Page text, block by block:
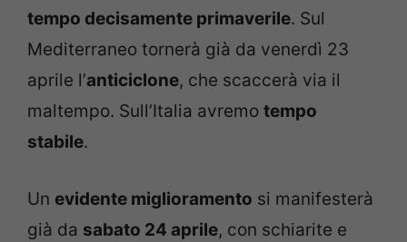
tempo decisamente primaverile. Sul
Mediterraneo tornerà già da venerdì 23
aprile l’anticiclone, che scaccerà via il
maltempo. Sull’Italia avremo tempo
stabile.
Un evidente miglioramento si manifesterà
già da sabato 24 aprile, con schiarite e